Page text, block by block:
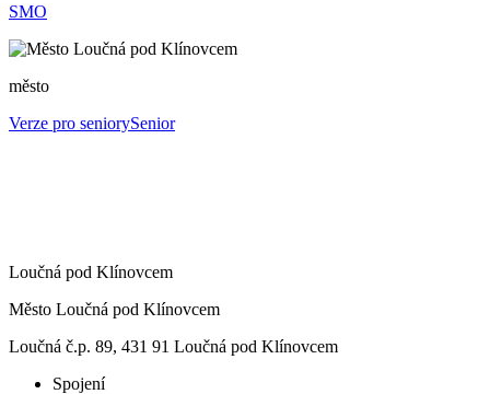
SMO
město
Verze pro seniorySenior
Loučná pod Klínovcem
Město Loučná pod Klínovcem
Loučná č.p. 89, 431 91 Loučná pod Klínovcem
Spojení